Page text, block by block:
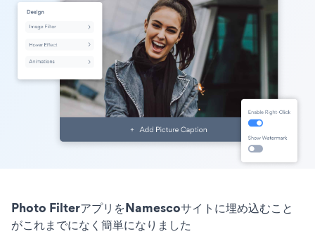
Photo FilterアプリをNamescoサイトに埋め込むこと
がこれまでになく簡単になりました